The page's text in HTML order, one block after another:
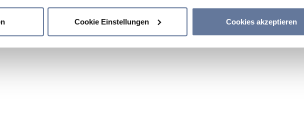
Cookie Einstellungen Cookies akzeptieren